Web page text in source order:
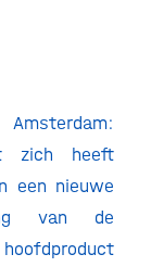
zich heeft
een nieuwe
van de